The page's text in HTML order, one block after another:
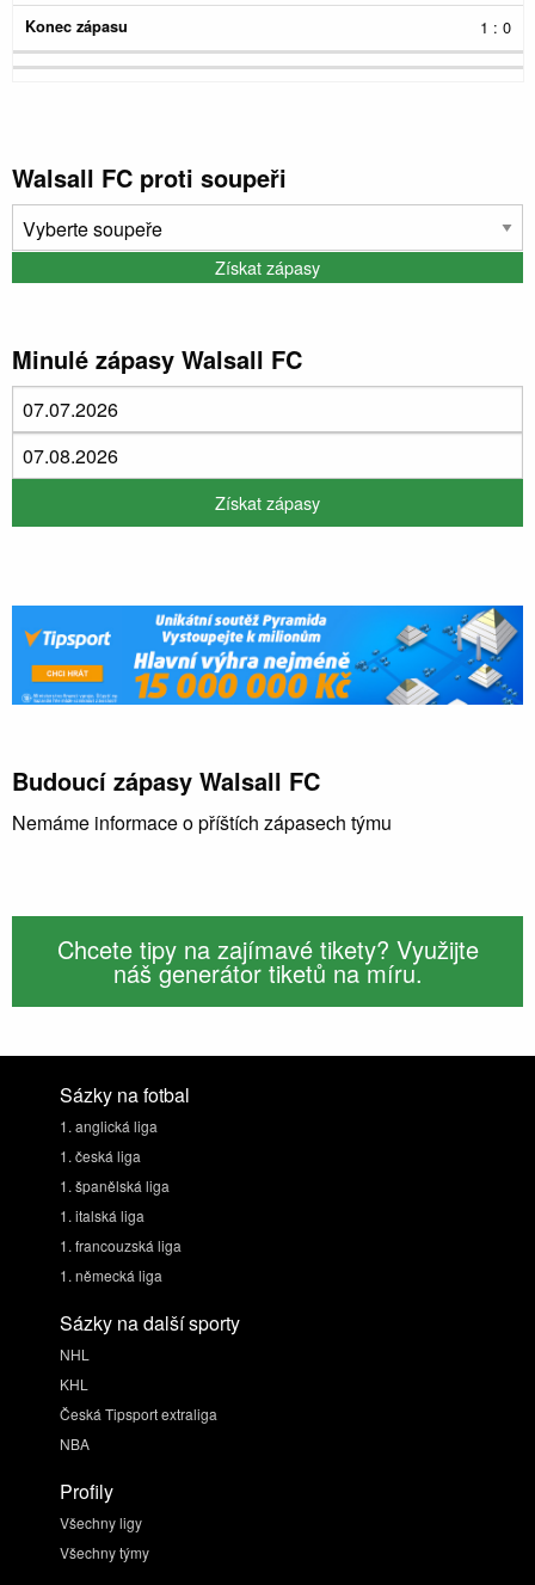
1 : 0
Walsall FC proti soupeři
Minulé zápasy Walsall FC
Budoucí zápasy Walsall FC
Nemáme informace o příštích zápasech týmu
Chcete tipy na zajímavé tikety? Využijte
náš generátor tiketů na míru.
Sázky na fotbal
1. anglická liga
1. česká liga
1. španělská liga
1. italská liga
1. francouzská liga
1. německá liga
Sázky na další sporty
NHL
KHL
Česká Tipsport extraliga
NBA
Profily
Všechny ligy
Všechny týmy